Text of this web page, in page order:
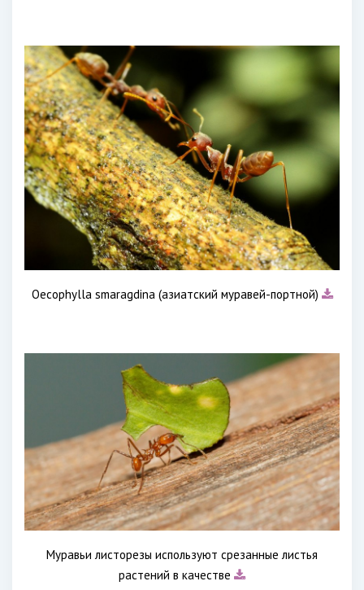
Oecophylla smaragdina (азиатский муравей-портной)
Муравьи листорезы используют срезанные листья
растений в качестве